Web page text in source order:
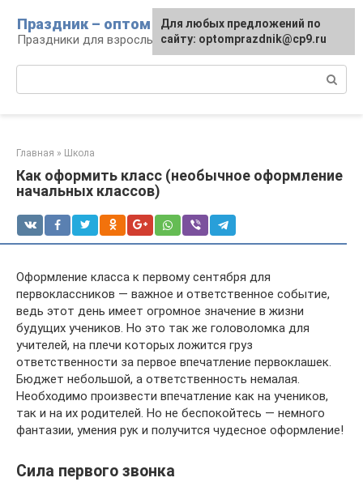
контенту
Праздник – оптом
Праздники для взрослых и детей
Главная » Школа
Как оформить класс (необычное оформление
начальных классов)
Оформление класса к первому сентября для
первоклассников — важное и ответственное событие,
ведь этот день имеет огромное значение в жизни
будущих учеников. Но это так же головоломка для
учителей, на плечи которых ложится груз
ответственности за первое впечатление первоклашек.
Бюджет небольшой, а ответственность немалая.
Необходимо произвести впечатление как на учеников,
так и на их родителей. Но не беспокойтесь — немного
фантазии, умения рук и получится чудесное оформление!
Сила первого звонка
Для любых предложений по
сайту: optomprazdnik@cp9.ru